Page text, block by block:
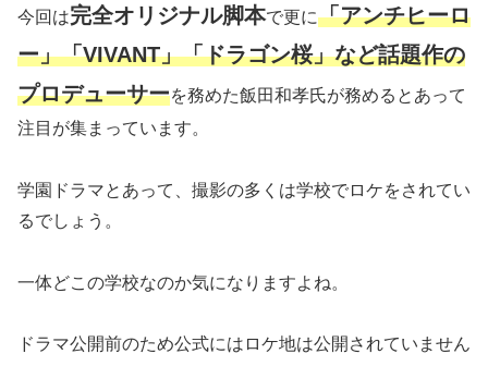
今回は完全オリジナル脚本で更に「アンチヒーロ
ー」「VIVANT」「ドラゴン桜」など話題作の
プロデューサーを務めた飯田和孝氏が務めるとあって
注目が集まっています。
学園ドラマとあって、撮影の多くは学校でロケをされてい
るでしょう。
一体どこの学校なのか気になりますよね。
ドラマ公開前のため公式にはロケ地は公開されていません